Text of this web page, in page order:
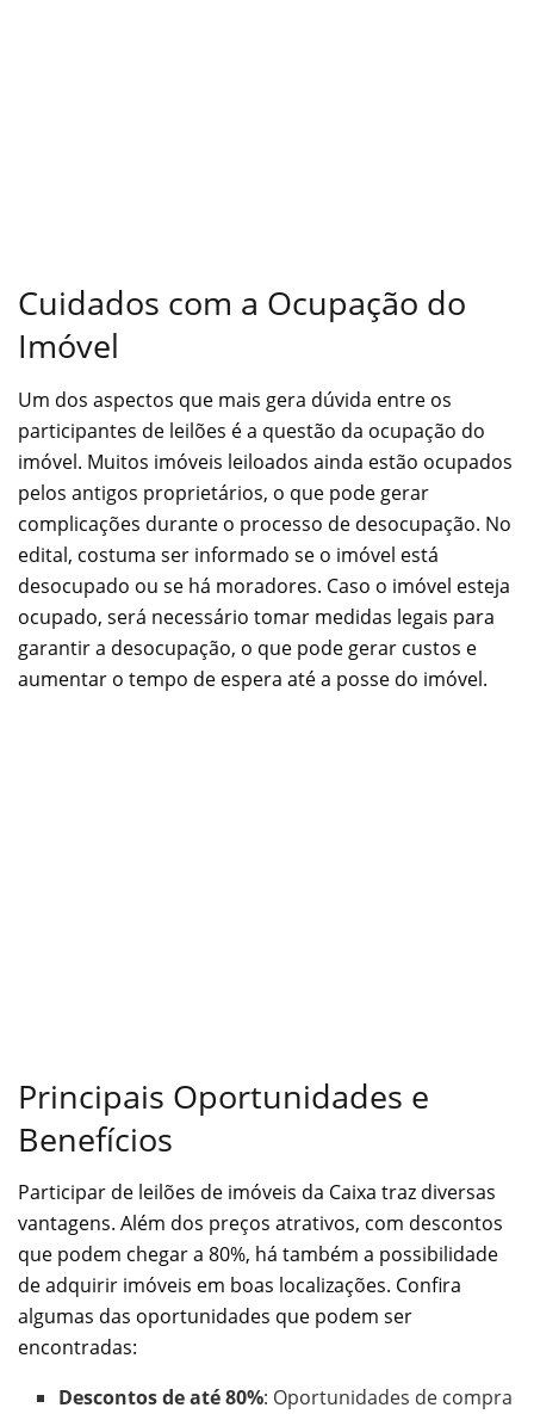
Cuidados com a Ocupação do
Imóvel
Um dos aspectos que mais gera dúvida entre os
participantes de leilões é a questão da ocupação do
imóvel. Muitos imóveis leiloados ainda estão ocupados
pelos antigos proprietários, o que pode gerar
complicações durante o processo de desocupação. No
edital, costuma ser informado se o imóvel está
desocupado ou se há moradores. Caso o imóvel esteja
ocupado, será necessário tomar medidas legais para
garantir a desocupação, o que pode gerar custos e
aumentar o tempo de espera até a posse do imóvel.
Principais Oportunidades e
Benefícios
Participar de leilões de imóveis da Caixa traz diversas
vantagens. Além dos preços atrativos, com descontos
que podem chegar a 80%, há também a possibilidade
de adquirir imóveis em boas localizações. Confira
algumas das oportunidades que podem ser
encontradas:
Descontos de até 80%: Oportunidades de compra